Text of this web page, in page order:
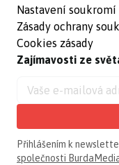
Nastavení soukromí
Zásady ochrany
Cookies zásady
Zajímavosti ze
Přihlášením k
společnosti